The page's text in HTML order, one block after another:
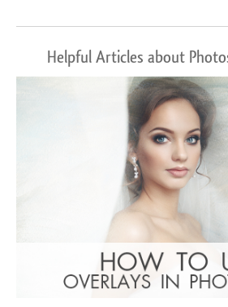
Helpful Articles about